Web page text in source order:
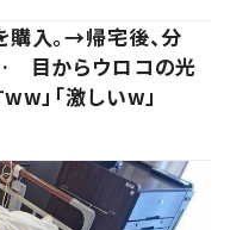
購入。→帰宅後、分
目からウロコの光
」「激しいw」